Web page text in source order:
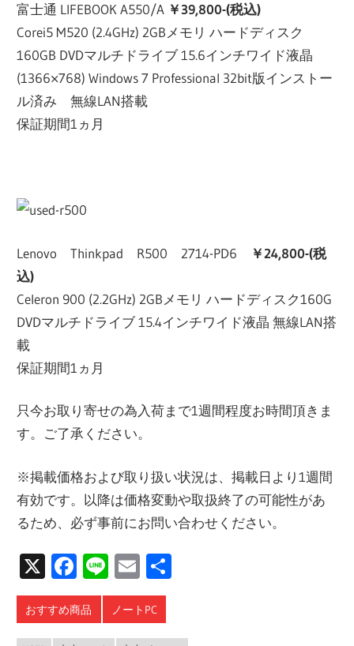
富士通 LIFEBOOK A550/A ￥39,800-(税込)
Corei5 M520 (2.4GHz) 2GBメモリ ハードディスク
160GB DVDマルチドライブ 15.6インチワイド液晶
(1366×768) Windows 7 Professional 32bit版インストー
ル済み 無線LAN搭載
保証期間1ヵ月
Lenovo Thinkpad R500 2714-PD6
￥24,800-(税
込)
Celeron 900 (2.2GHz) 2GBメモリ ハードディスク160G
DVDマルチドライブ 15.4インチワイド液晶 無線LAN搭
載
保証期間1ヵ月
只今お取り寄せの為入荷まで1週間程度お時間頂きま
す。ご了承ください。
※掲載価格および取り扱い状況は、掲載日より1週間
有効です。以降は価格変動や取扱終了の可能性があ
るため、必ず事前にお問い合わせください。
X Facebook
LineEmail
おすすめ商品 ノートPC